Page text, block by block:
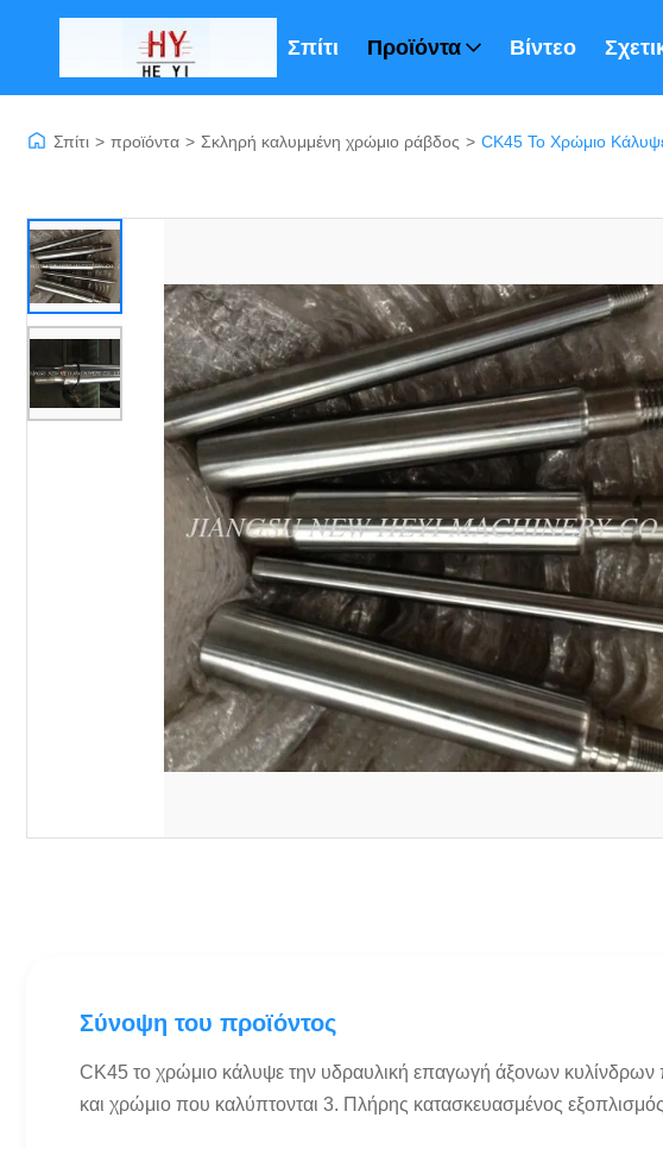
Σπίτι Προϊόντα Βίντεο
Σπίτι > προϊόντα > Σκληρή καλυμμένη χρώμιο ράβδος > CK45 Το Χρώμιο
Σύνοψη του προϊόντος
CK45 το χρώμιο κάλυψε την υδραυλική επαγωγή άξονων
και χρώμιο που καλύπτονται 3. Πλήρης κατασκευασμένος